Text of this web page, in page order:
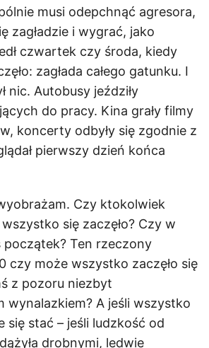
musi odepchnąć agresora,
zagładzie i wygrać, jako
czwartek czy środa, kiedy
zagłada całego gatunku. I
nic. Autobusy jeździły
do pracy. Kina grały filmy
koncerty odbyły się zgodnie z
pierwszy dzień końca
Czy ktokolwiek
się zaczęło? Czy w
początek? Ten rzeczony
czy może wszystko zaczęło się
z pozoru niezbyt
wynalazkiem? A jeśli wszystko
się stać – jeśli ludzkość od
drobnymi, ledwie